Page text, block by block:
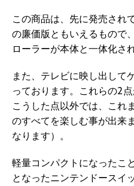
この商品は、先に発売され
の廉価版ともいえるもので
ローラーが本体と一体化さ
また、テレビに映し出して
っております。これらの2
こうした点以外では、これ
のすべてを楽しむ事が出来
なります）。
軽量コンパクトになったこ
となったニンテンドースイ